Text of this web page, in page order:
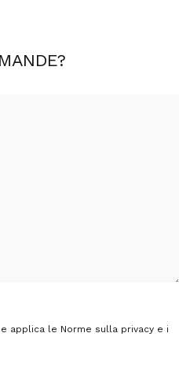
?
applica le Norme sulla privacy e i